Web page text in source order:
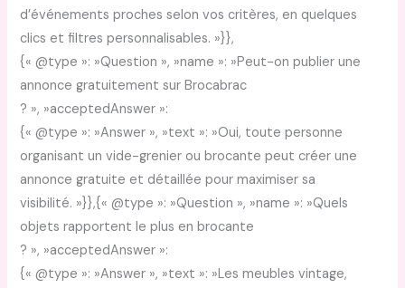
d’événements proches selon vos critères, en quelques
clics et filtres personnalisables. »}},
{« @type »: »Question », »name »: »Peut-on publier une
annonce gratuitement sur Brocabrac
? », »acceptedAnswer »:
{« @type »: »Answer », »text »: »Oui, toute personne
organisant un vide-grenier ou brocante peut créer une
annonce gratuite et détaillée pour maximiser sa
visibilité. »}},{« @type »: »Question », »name »: »Quels
objets rapportent le plus en brocante
? », »acceptedAnswer »:
{« @type »: »Answer », »text »: »Les meubles vintage,